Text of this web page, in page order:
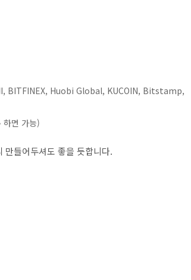
BITFINEX, Huobi Global, KUCOIN, Bitstamp,
하면 가능)
만들어두셔도 좋을 듯합니다.